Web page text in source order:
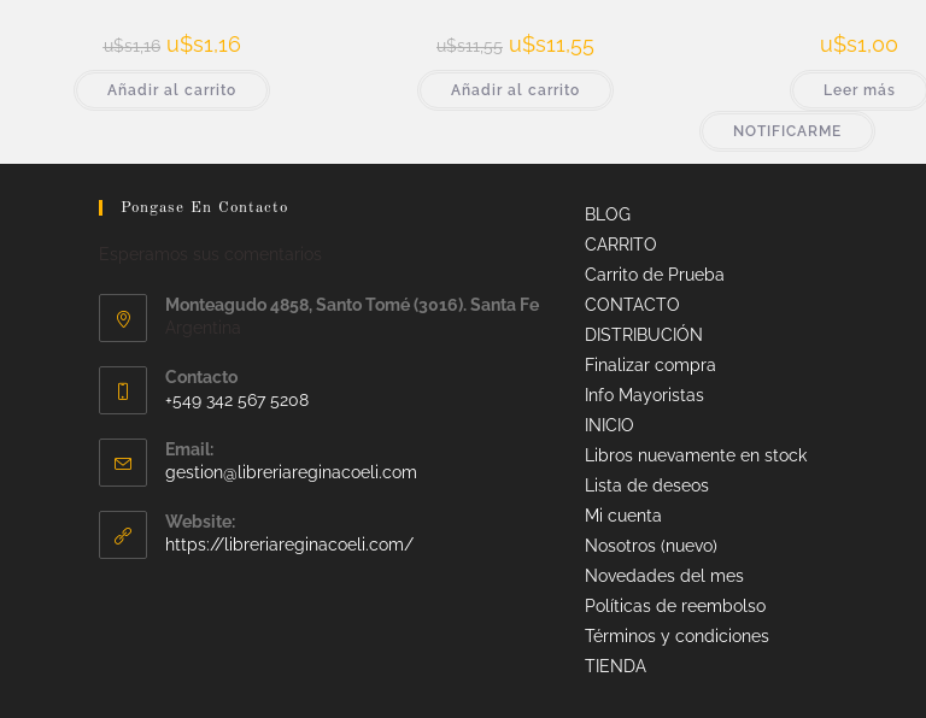
u$s1,16 u$s1,16
Añadir al carrito
u$s11,55 u$s11,55
Añadir al carrito
u$s1,00
Leer más
NOTIFICARME
Pongase En Contacto
Monteagudo 4858, Santo Tomé (3016). Santa Fe
Contacto
+549 342 567 5208
Email:
gestion@libreriareginacoeli.com
Website:
https://libreriareginacoeli.com/
BLOG
CARRITO
Carrito de Prueba
CONTACTO
DISTRIBUCIÓN
Finalizar compra
Info Mayoristas
INICIO
Libros nuevamente en stock
Lista de deseos
Mi cuenta
Nosotros (nuevo)
Novedades del mes
Políticas de reembolso
Términos y condiciones
TIENDA